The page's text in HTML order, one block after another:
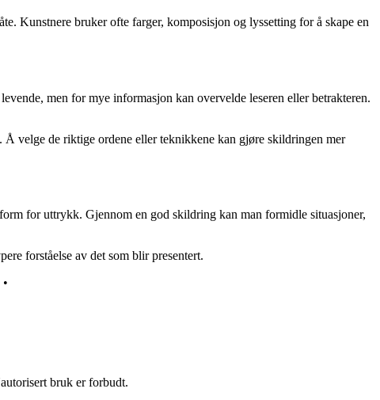
Kunstnere bruker ofte farger, komposisjon og lyssetting for å skape en
men for mye informasjon kan overvelde leseren eller betrakteren.
Å velge de riktige ordene eller teknikkene kan gjøre skildringen mer
for uttrykk. Gjennom en god skildring kan man formidle situasjoner,
forståelse av det som blir presentert.
•
bruk er forbudt.